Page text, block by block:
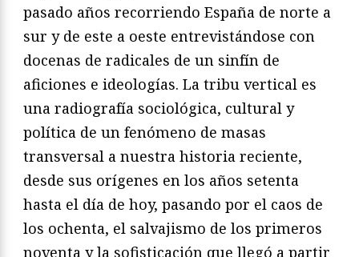
pasado años recorriendo España de norte a
sur y de este a oeste entrevistándose con
docenas de radicales de un sinfín de
aficiones e ideologías. La tribu vertical es
una radiografía sociológica, cultural y
política de un fenómeno de masas
transversal a nuestra historia reciente,
desde sus orígenes en los años setenta
hasta el día de hoy, pasando por el caos de
los ochenta, el salvajismo de los primeros
noventa y la sofisticación que llegó a partir